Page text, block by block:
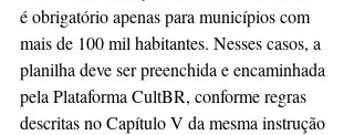
é obrigatório apenas para municípios com
mais de 100 mil habitantes. Nesses casos, a
planilha deve ser preenchida e encaminhada
pela Plataforma CultBR, conforme regras
descritas no Capítulo V da mesma instrução